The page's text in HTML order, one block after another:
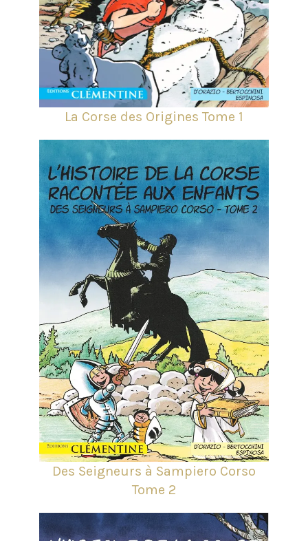
La Corse des Origines Tome 1
Des Seigneurs à Sampiero Corso
Tome 2